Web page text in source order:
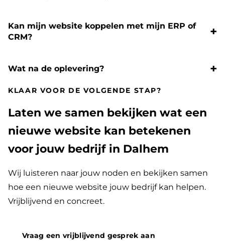
Kan mijn website koppelen met mijn ERP of
CRM?
Wat na de oplevering?
KLAAR VOOR DE VOLGENDE STAP?
Laten we samen bekijken wat een
nieuwe website kan betekenen
voor jouw bedrijf in Dalhem
Wij luisteren naar jouw noden en bekijken samen
hoe een nieuwe website jouw bedrijf kan helpen.
Vrijblijvend en concreet.
Vraag een vrijblijvend gesprek aan